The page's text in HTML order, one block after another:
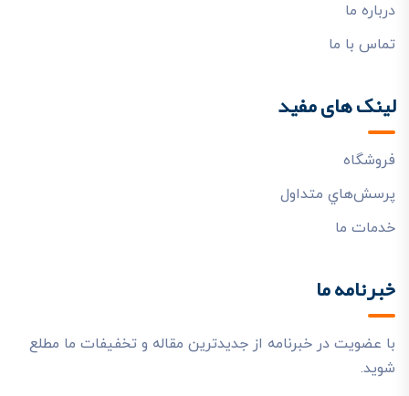
درباره ما
تماس با ما
لینک های مفید
فروشگاه
پرسش‌هاي متداول
خدمات ما
خبرنامه ما
با عضویت در خبرنامه از جدیدترین مقاله و تخفیفات ما مطلع
شوید.